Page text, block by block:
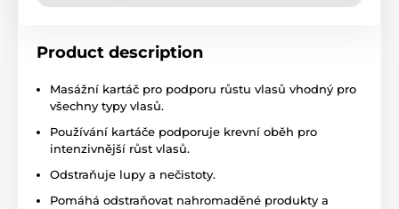
Product description
Masážní kartáč pro podporu růstu vlasů vhodný pro
všechny typy vlasů.
Používání kartáče podporuje krevní oběh pro
intenzivnější růst vlasů.
Odstraňuje lupy a nečistoty.
Pomáhá odstraňovat nahromaděné produkty a